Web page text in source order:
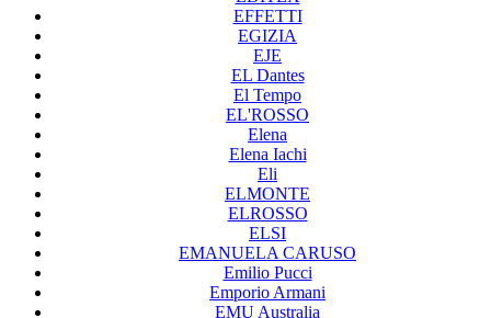
EFFETTI
EGIZIA
EJE
EL Dantes
El Tempo
EL'ROSSO
Elena
Elena Iachi
Eli
ELMONTE
ELROSSO
ELSI
EMANUELA CARUSO
Emilio Pucci
Emporio Armani
EMU Australia